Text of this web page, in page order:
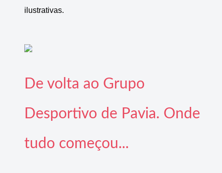
ilustrativas.
De volta ao Grupo
Desportivo de Pavia. Onde
tudo começou...